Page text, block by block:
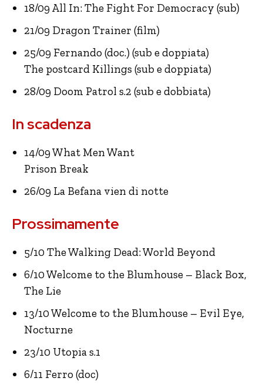
18/09 All In: The Fight For Democracy (sub)
21/09 Dragon Trainer (film)
25/09 Fernando (doc.) (sub e doppiata)
The postcard Killings (sub e doppiata)
28/09 Doom Patrol s.2 (sub e dobbiata)
In scadenza
14/09 What Men Want
Prison Break
26/09 La Befana vien di notte
Prossimamente
5/10 The Walking Dead: World Beyond
6/10 Welcome to the Blumhouse – Black Box,
The Lie
13/10 Welcome to the Blumhouse – Evil Eye,
Nocturne
23/10 Utopia s.1
6/11 Ferro (doc)